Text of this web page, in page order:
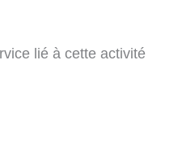
lié à cette activité